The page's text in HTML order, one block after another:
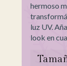
hermoso
luz UV.
look en